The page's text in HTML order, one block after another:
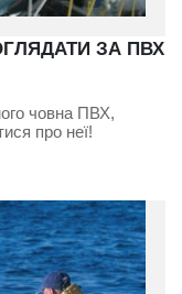
ЗА ПВХ
човна ПВХ,
про неї!